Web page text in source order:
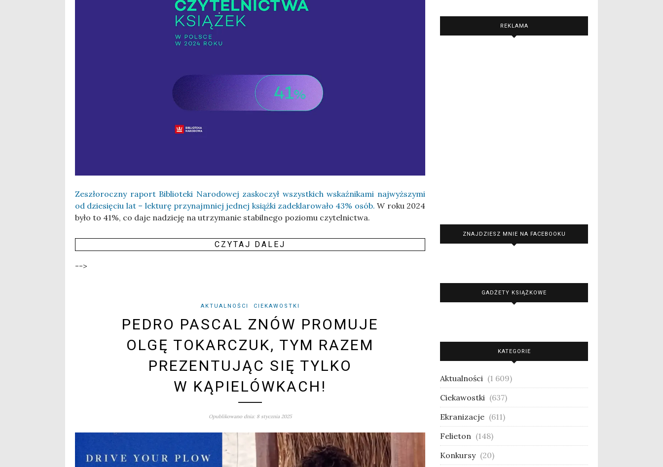
Zeszło­rocz­ny raport Biblio­te­ki Naro­do­wej zasko­czył wszyst­kich wskaź­ni­ka­mi naj­wyż­szy­mi
od dzie­się­ciu lat – lek­tu­rę przy­naj­mniej jed­nej książ­ki zade­kla­ro­wa­ło 43% osób. W roku 2024
było to 41%, co daje nadzie­ję na utrzy­ma­nie sta­bil­ne­go pozio­mu czy­tel­nic­twa.
CZY­TAJ DALEJ
-->
AKTUALNOŚCI CIEKAWOSTKI
PEDRO PASCAL ZNÓW PROMUJE
OLGĘ TOKARCZUK, TYM RAZEM
PREZENTUJĄC SIĘ TYLKO
W KĄPIELÓWKACH!
Opublikowano dnia: 8 stycznia 2025
REKLAMA
ZNAJDZIESZ MNIE NA FACEBOOKU
GADŻETY KSIĄŻKOWE
KATEGORIE
Aktualności (1 609)
Ciekawostki (637)
Ekranizacje (611)
Felieton (148)
Konkursy (20)